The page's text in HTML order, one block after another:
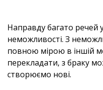
Направду багато речей
неможливості. З
повною мірою в іншій
перекладати, з браку
створюємо нові.